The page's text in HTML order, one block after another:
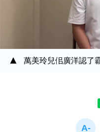
萬美玲兒佀廣洋認了